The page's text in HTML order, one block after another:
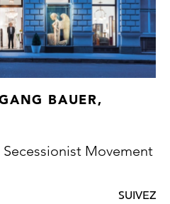
BAUER,
Movement
SUIVEZ